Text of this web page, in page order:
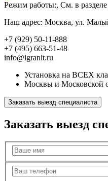
Режим работы:, См. в
Наш адрес: Москва, ул.
+7 (929) 50-11-888
+7 (495) 663-51-48
info@igranit.ru
Установка на ВСЕХ
Москвы и Московской
Заказать выезд специалиста
Заказать выезд